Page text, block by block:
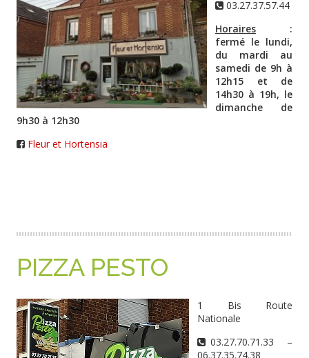
03.27.37.57.44
Horaires :
fermé le lundi,
du mardi au
samedi de 9h à
12h15 et de
14h30 à 19h, le
dimanche de
9h30 à 12h30
Fleur et Hortensia
PIZZA PESTO
1 Bis Route
Nationale
03.27.70.71.33 –
06.37.35.74.38